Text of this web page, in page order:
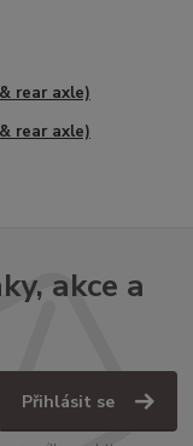
rear axle)
rear axle)
akce a
Přihlásit se